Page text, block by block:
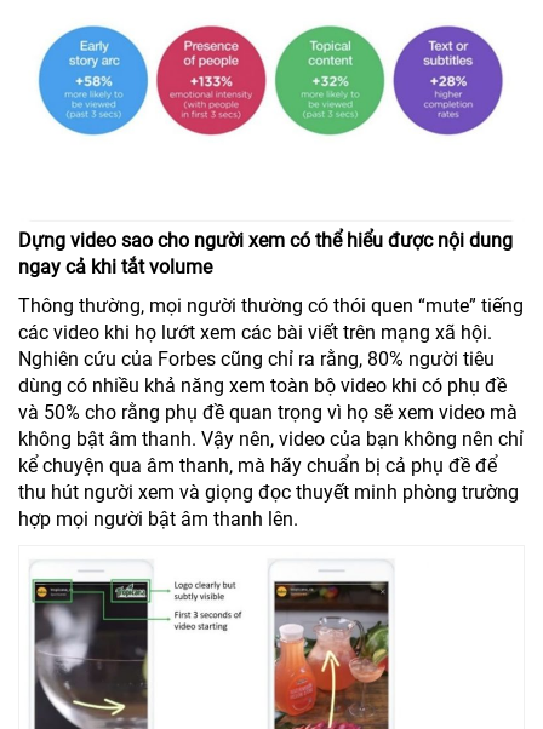
Dựng video sao cho người xem có thể hiểu được nội dung
ngay cả khi tắt volume
Thông thường, mọi người thường có thói quen “mute” tiếng
các video khi họ lướt xem các bài viết trên mạng xã hội.
Nghiên cứu của Forbes cũng chỉ ra rằng, 80% người tiêu
dùng có nhiều khả năng xem toàn bộ video khi có phụ đề
và 50% cho rằng phụ đề quan trọng vì họ sẽ xem video mà
không bật âm thanh. Vậy nên, video của bạn không nên chỉ
kể chuyện qua âm thanh, mà hãy chuẩn bị cả phụ đề để
thu hút người xem và giọng đọc thuyết minh phòng trường
hợp mọi người bật âm thanh lên.